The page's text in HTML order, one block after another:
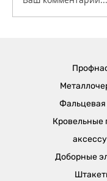
Пасхи!
Фальцевая
Кровельные
Доборные